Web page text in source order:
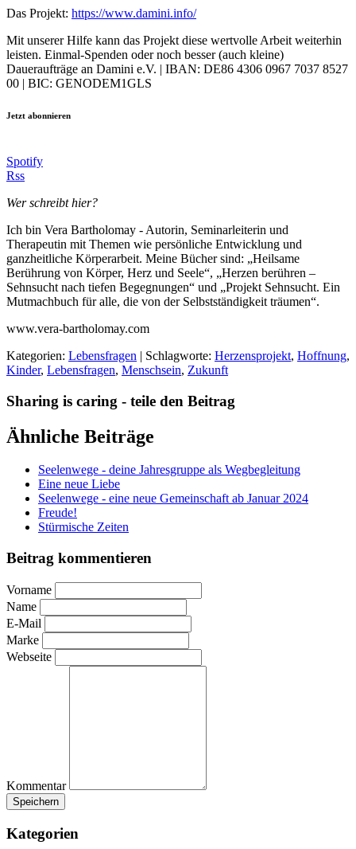
Das Projekt: https://www.damini.info/
Mit unserer Hilfe kann das Projekt diese wertvolle Arbeit weiterhin
leisten. Einmal-Spenden oder noch besser (auch kleine)
Daueraufträge an Damini e.V. | IBAN: DE86 4306 0967 7037 8527
00 | BIC: GENODEM1GLS
Jetzt abonnieren
Spotify
Rss
Wer schreibt hier?
Ich bin Vera Bartholomay - Autorin, Seminarleiterin und
Therapeutin mit Themen wie persönliche Entwicklung und
ganzheitliche Körperarbeit. Meine Bücher sind: „Heilsame
Berührung von Körper, Herz und Seele“, „Herzen berühren –
Sehnsucht nach tiefen Begegnungen“ und „Projekt Sehnsucht. Ein
Mutmachbuch für alle, die von der Selbstständigkeit träumen“.
www.vera-bartholomay.com
Kategorien: Lebensfragen | Schlagworte: Herzensprojekt, Hoffnung,
Kinder, Lebensfragen, Menschsein, Zukunft
Sharing is caring - teile den Beitrag
Ähnliche Beiträge
Seelenwege - deine Jahresgruppe als Wegbegleitung
Eine neue Liebe
Seelenwege - eine neue Gemeinschaft ab Januar 2024
Freude!
Stürmische Zeiten
Beitrag kommentieren
Vorname
Name
E-Mail
Marke
Webseite
Kommentar
Kategorien